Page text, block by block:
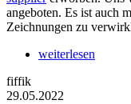
angeboten. Es ist auch
Zeichnungen zu
weiterlesen
fiffik
29.05.2022